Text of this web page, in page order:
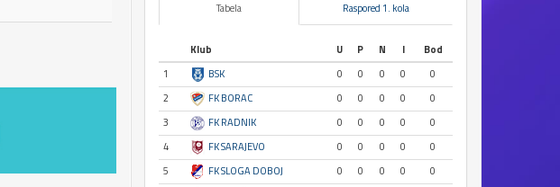
Tabela Raspored 1. kola
Klub U P N I
Bod
1
BSK 0 0 0 0
0
2
FK BORAC 0 0 0 0
0
3
FK RADNIK 0 0 0 0
0
4
FK SARAJEVO 0 0 0 0
0
5
FK SLOGA DOBOJ 0 0 0 0
0